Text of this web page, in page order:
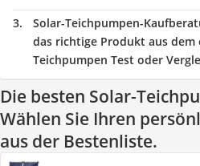
Solar-Teichpumpen-
das richtige Produkt aus dem
Teichpumpen Test oder
Die besten Solar-
Wählen Sie Ihren
aus der Bestenliste.